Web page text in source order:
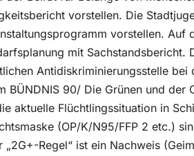
vorstellen. Die
vorstellen. Auf
mit
Antidiskriminierungsstelle
BÜNDNIS 90/ Die Grünen und der
aktuelle Flüchtlingssituation in
(OP/K/N95/FFP 2 etc.)
„2G+-Regel“ ist ein Nachweis